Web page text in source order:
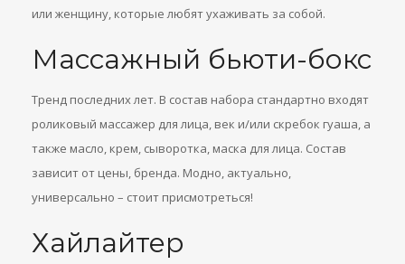
или женщину, которые любят ухаживать за собой.
Массажный бьюти-бокс
Тренд последних лет. В состав набора стандартно входят
роликовый массажер для лица, век и/или скребок гуаша, а
также масло, крем, сыворотка, маска для лица. Состав
зависит от цены, бренда. Модно, актуально,
универсально – стоит присмотреться!
Хайлайтер